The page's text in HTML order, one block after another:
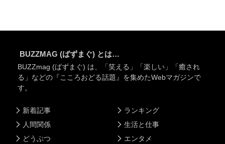
BUZZMAG (ばずまぐ) とは…
BUZZmag (ばずまぐ) は、「笑える」「楽しい」「癒され
る」などの『こころおどる話題』を集めたWebマガジンで
す。
新着記事
人間関係
どうぶつ
ランキング
生活と仕事
エンタメ